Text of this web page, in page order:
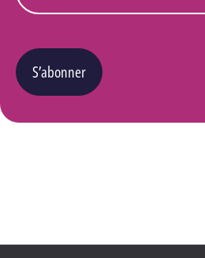
S’abonner